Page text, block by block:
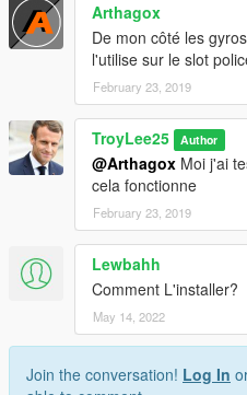
Arthagox
De mon côté les
l'utilise sur le slot
February 23, 2019
TroyLee25 Author
@Arthagox Moi j'ai
cela fonctionne
February 23, 2019
Lewbahh
Comment L'installer?
May 14, 2022
Join the conversation! Log In